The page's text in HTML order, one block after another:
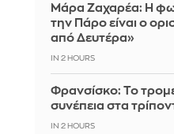
Μάρα Ζαχαρέα: Η
την Πάρο είναι ο
από Δευτέρα»
IN 2 HOURS
Φρανσίσκο: Το
συνέπεια στα
IN 2 HOURS